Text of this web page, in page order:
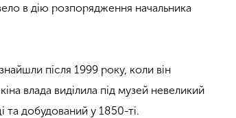
в дію розпорядження начальника
після 1999 року, коли він
влада виділила під музей невеликий
та добудований у 1850-ті.